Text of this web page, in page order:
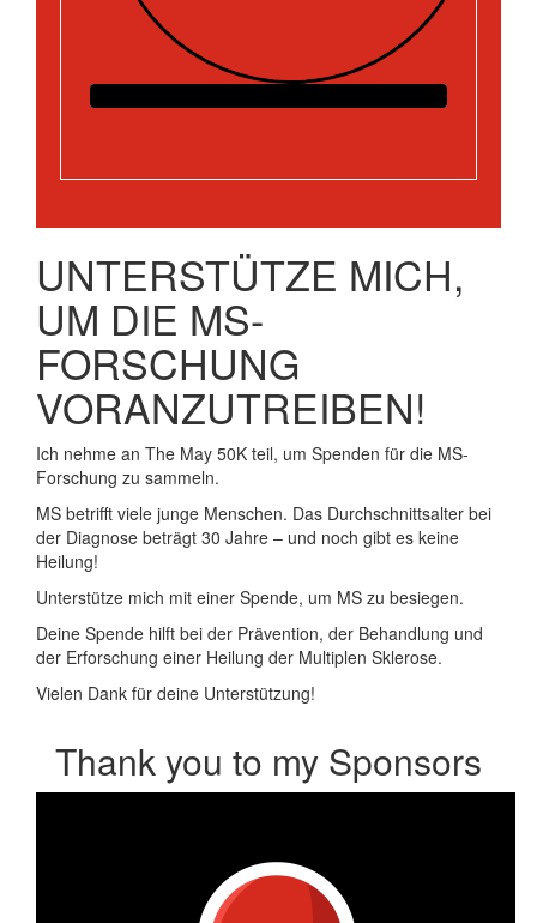
UNTERSTÜTZE MICH,
UM DIE MS-
FORSCHUNG
VORANZUTREIBEN!
Ich nehme an The May 50K teil, um Spenden für die MS-
Forschung zu sammeln.
MS betrifft viele junge Menschen. Das Durchschnittsalter bei
der Diagnose beträgt 30 Jahre – und noch gibt es keine
Heilung!
Unterstütze mich mit einer Spende, um MS zu besiegen.
Deine Spende hilft bei der Prävention, der Behandlung und
der Erforschung einer Heilung der Multiplen Sklerose.
Vielen Dank für deine Unterstützung!
Thank you to my Sponsors